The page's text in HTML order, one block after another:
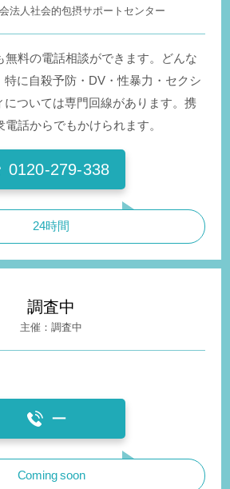
法人社会的包摂サポートセンター
無料の電話相談ができます。どんな
に自殺予防・DV・性暴力・セクシ
については専門回線があります。携
話からでもかけられます。
0120-279-338
24時間
調査中
調査中
ー
Coming soon